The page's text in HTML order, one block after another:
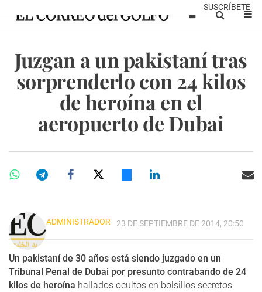
SUSCRÍBETE
Juzgan a un pakistaní tras
sorprenderlo con 24 kilos
de heroína en el
aeropuerto de Dubai
ADMINISTRADOR 23 DE SEPTIEMBRE DE 2014, 20:50
Un pakistaní de 30 años está siendo juzgado en un
Tribunal Penal de Dubai por presunto contrabando de 24
kilos de heroína hallados ocultos en bolsillos secretos